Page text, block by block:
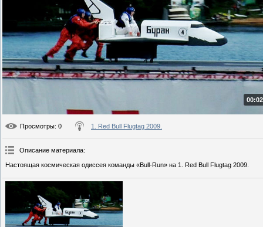
Просмотры: 0 1. Red Bull Flugtag 2009.
Описание материала:
Настоящая космическая одиссея команды «Bull-Run» на 1. Red Bull Flugtag 2009.